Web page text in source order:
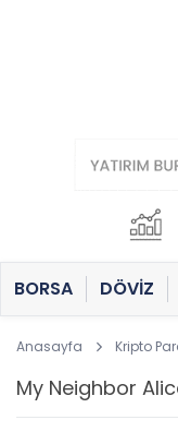
BORSA DÖVİZ
Anasayfa Kripto